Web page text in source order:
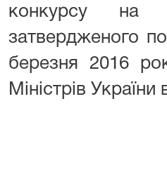
конкурсу на
затвердженого
березня 2016
Міністрів